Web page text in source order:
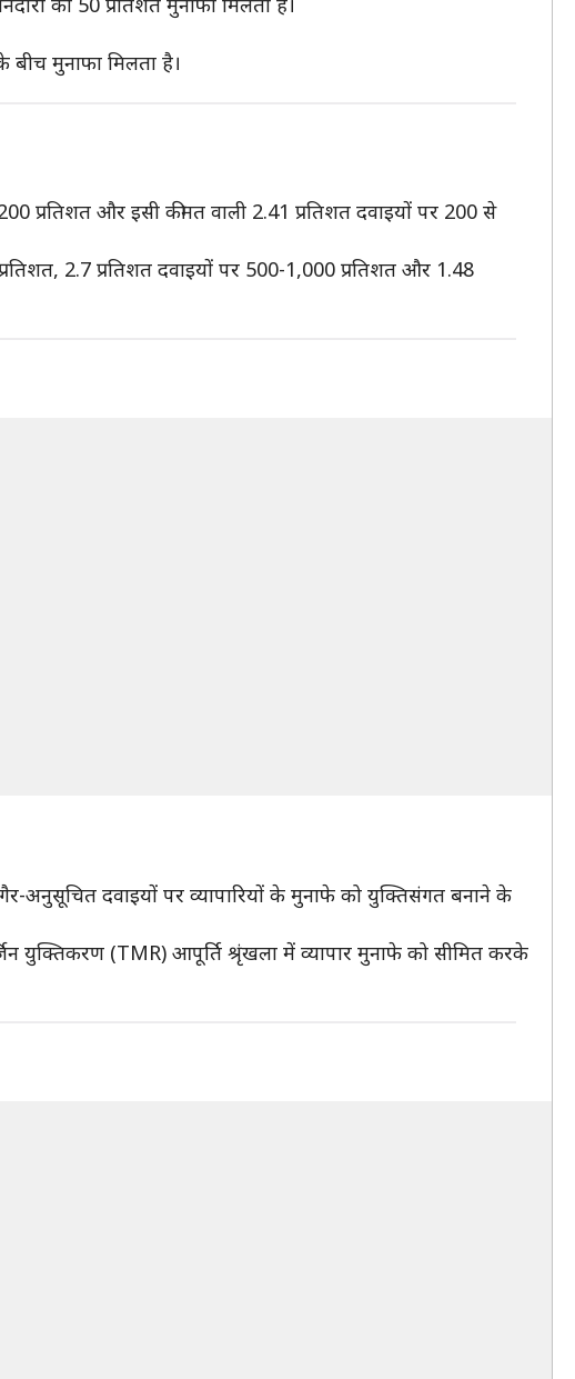
बीच मुनाफा मिलता है।
प्रतिशत और इसी कीमत वाली 2.41 प्रतिशत दवाइयों पर 200 से
2.7 प्रतिशत दवाइयों पर 500-1,000 प्रतिशत और 1.48
अनुसूचित दवाइयों पर व्यापारियों के मुनाफे को युक्तिसंगत बनाने के
युक्तिकरण (TMR) आपूर्ति श्रृंखला में व्यापार मुनाफे को सीमित करके